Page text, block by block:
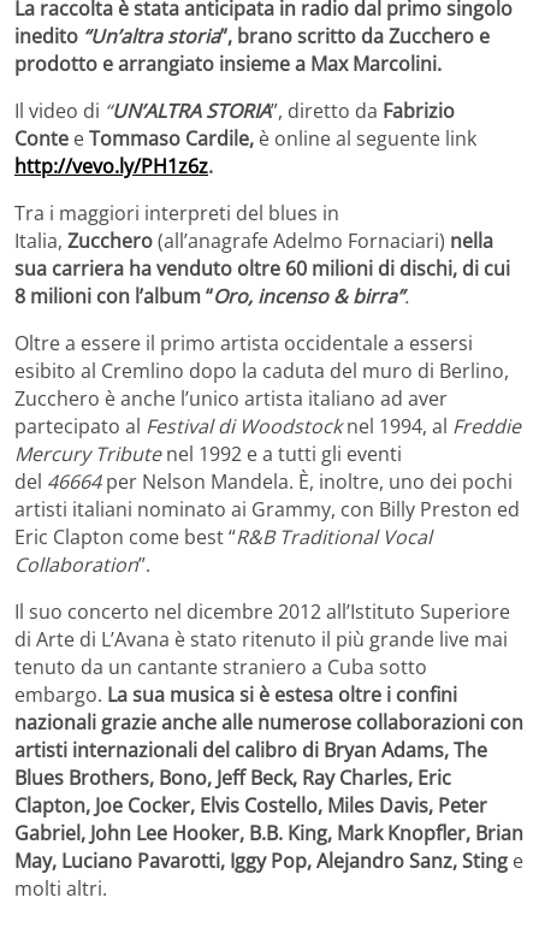
La raccolta è stata anticipata in radio dal primo singolo
inedito “Un’altra storia”, brano scritto da Zucchero e
prodotto e arrangiato insieme a Max Marcolini.
Il video di “UN’ALTRA STORIA”, diretto da Fabrizio
Conte eTommaso Cardile, è online al seguente link
http://vevo.ly/PH1z6z.
Tra i maggiori interpreti del blues in
Italia, Zucchero(all’anagrafe Adelmo Fornaciari) nella
sua carriera ha venduto oltre 60 milioni di dischi, di cui
8 milioni con l’album “Oro, incenso & birra”.
Oltre a essere il primo artista occidentale a essersi
esibito al Cremlino dopo la caduta del muro di Berlino,
Zucchero è anche l’unico artista italiano ad aver
partecipato al Festival di Woodstocknel 1994, al Freddie
Mercury Tributenel 1992 e a tutti gli eventi
del 46664per Nelson Mandela. È, inoltre, uno dei pochi
artisti italiani nominato ai Grammy, con Billy Preston ed
Eric Clapton come best “R&B Traditional Vocal
Collaboration”.
Il suo concerto nel dicembre 2012 all’Istituto Superiore
di Arte di L’Avana è stato ritenuto il più grande live mai
tenuto da un cantante straniero a Cuba sotto
embargo. La sua musica si è estesa oltre i confini
nazionali grazie anche alle numerose collaborazioni con
artisti internazionali del calibro di Bryan Adams, The
Blues Brothers, Bono, Jeff Beck, Ray Charles, Eric
Clapton, Joe Cocker, Elvis Costello, Miles Davis, Peter
Gabriel, John Lee Hooker, B.B. King, Mark Knopfler, Brian
May, Luciano Pavarotti, Iggy Pop, Alejandro Sanz, Sting e
molti altri.